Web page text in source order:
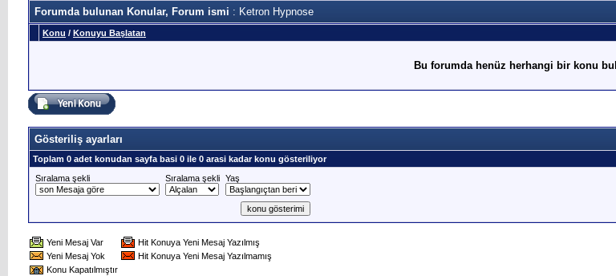
Forumda bulunan Konular, Forum ismi : Ketron Hypnose
Konu / Konuyu Başlatan
Bu forumda henüz herhangi bir konu
Gösteriliş ayarları
Toplam 0 adet konudan sayfa basi 0 ile 0 arasi kadar konu gösteriliyor
Sıralama şekli
Sıralama şekli Yaş
Yeni Mesaj Var
Hit Konuya Yeni Mesaj Yazılmış
Yeni Mesaj Yok
Hit Konuya Yeni Mesaj Yazılmamış
Konu Kapatılmıştır